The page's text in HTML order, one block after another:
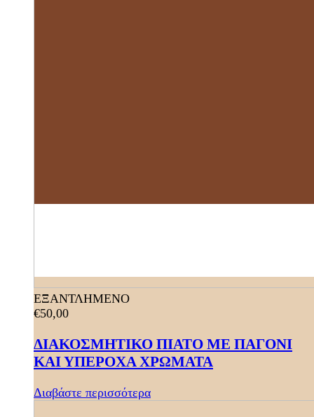
ΕΞΑΝΤΛΗΜΕΝΟ
€50,00
ΔΙΑΚΟΣΜΗΤΙΚΟ ΠΙΑΤΟ ΜΕ ΠΑΓΟΝΙ
ΚΑΙ ΥΠΕΡΟΧΑ ΧΡΩΜΑΤΑ
Διαβάστε περισσότερα